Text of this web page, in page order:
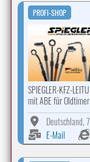
PROFI-SHOP
SPIEGLER-KFZ-
mit ABE für
Deutschland,
E-Mail